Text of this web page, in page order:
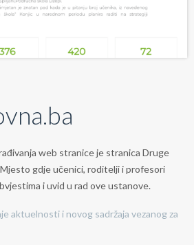
web stranice je stranica Druge
gdje učenici, roditelji i profesori
i uvid u rad ove ustanove.
aktuelnosti i novog sadržaja vezanog za